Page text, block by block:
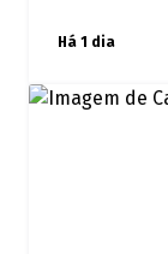
Há 1 dia